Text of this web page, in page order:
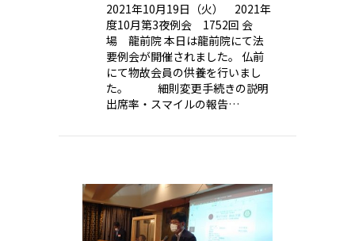
2021年10月19日（火） 2021年
度10月第3夜例会 1752回 会
場 龍前院 本日は龍前院にて法
要例会が開催されました。 仏前
にて物故会員の供養を行いまし
た。 細則変更手続きの説明
出席率・スマイルの報告…